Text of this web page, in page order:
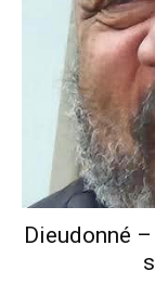
Dieudonné